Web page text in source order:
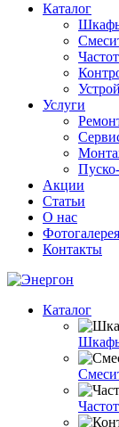
Каталог
Услуги
Акции
Статьи
О нас
Фотогалерея
Контакты
Каталог